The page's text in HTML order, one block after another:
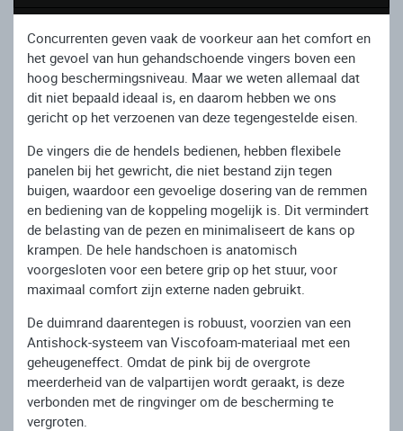
Concurrenten geven vaak de voorkeur aan het comfort en
het gevoel van hun gehandschoende vingers boven een
hoog beschermingsniveau. Maar we weten allemaal dat
dit niet bepaald ideaal is, en daarom hebben we ons
gericht op het verzoenen van deze tegengestelde eisen.
De vingers die de hendels bedienen, hebben flexibele
panelen bij het gewricht, die niet bestand zijn tegen
buigen, waardoor een gevoelige dosering van de remmen
en bediening van de koppeling mogelijk is. Dit vermindert
de belasting van de pezen en minimaliseert de kans op
krampen. De hele handschoen is anatomisch
voorgesloten voor een betere grip op het stuur, voor
maximaal comfort zijn externe naden gebruikt.
De duimrand daarentegen is robuust, voorzien van een
Antishock-systeem van Viscofoam-materiaal met een
geheugeneffect. Omdat de pink bij de overgrote
meerderheid van de valpartijen wordt geraakt, is deze
verbonden met de ringvinger om de bescherming te
vergroten.